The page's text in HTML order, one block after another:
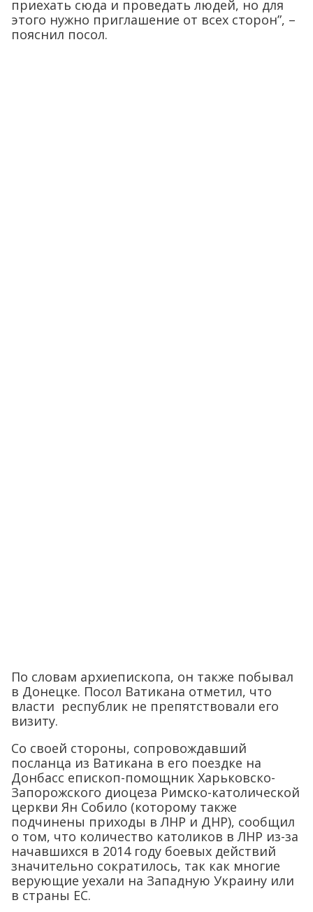
приехать сюда и проведать людей, но для
этого нужно приглашение от всех сторон”, –
пояснил посол.
По словам архиепископа, он также побывал
в Донецке. Посол Ватикана отметил, что
власти республик не препятствовали его
визиту.
Со своей стороны, сопровождавший
посланца из Ватикана в его поездке на
Донбасс епископ-помощник Харьковско-
Запорожского диоцеза Римско-католической
церкви Ян Собило (которому также
подчинены приходы в ЛНР и ДНР), сообщил
о том, что количество католиков в ЛНР из-за
начавшихся в 2014 году боевых действий
значительно сократилось, так как многие
верующие уехали на Западную Украину или
в страны ЕС.